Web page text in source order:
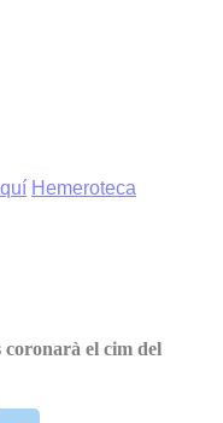
Hemeroteca
coronarà el cim del